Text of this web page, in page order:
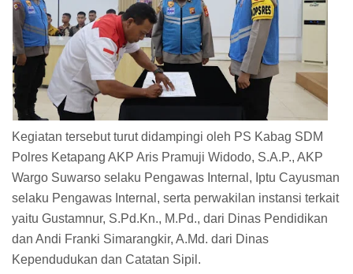
Kegiatan tersebut turut didampingi oleh PS Kabag SDM
Polres Ketapang AKP Aris Pramuji Widodo, S.A.P., AKP
Wargo Suwarso selaku Pengawas Internal, Iptu Cayusman
selaku Pengawas Internal, serta perwakilan instansi terkait
yaitu Gustamnur, S.Pd.Kn., M.Pd., dari Dinas Pendidikan
dan Andi Franki Simarangkir, A.Md. dari Dinas
Kependudukan dan Catatan Sipil.